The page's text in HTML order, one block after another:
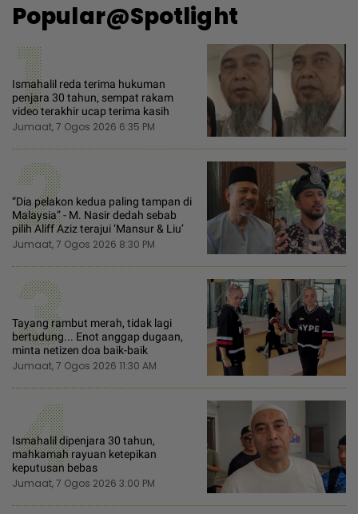
Popular@Spotlight
1
Ismahalil reda terima hukuman
penjara 30 tahun, sempat rakam
video terakhir ucap terima kasih
Jumaat, 7 Ogos 2026 6:35 PM
2
“Dia pelakon kedua paling tampan di
Malaysia” - M. Nasir dedah sebab
pilih Aliff Aziz terajui ‘Mansur & Liu’
Jumaat, 7 Ogos 2026 8:30 PM
3
Tayang rambut merah, tidak lagi
bertudung... Enot anggap dugaan,
minta netizen doa baik-baik
Jumaat, 7 Ogos 2026 11:30 AM
4
Ismahalil dipenjara 30 tahun,
mahkamah rayuan ketepikan
keputusan bebas
Jumaat, 7 Ogos 2026 3:00 PM